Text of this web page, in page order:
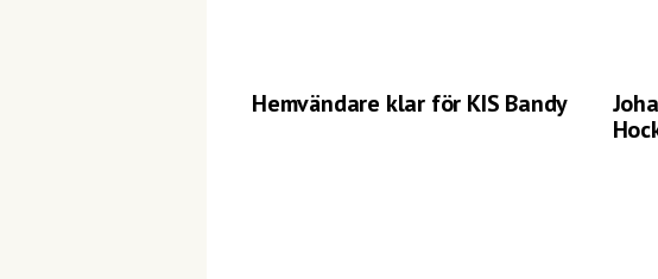
Hemvändare klar för KIS Bandy